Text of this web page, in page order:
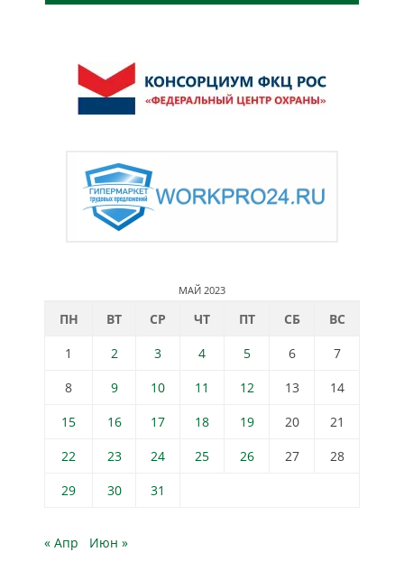
МАЙ 2023
ПН ВТ СР ЧТ ПТ СБ
ВС
1
2 3 4 5 6
7
8
9 10 11 12 13
14
15
16 17 18 19 20
21
22
23 24 25 26 27
28
29
30 31
« Апр Июн »